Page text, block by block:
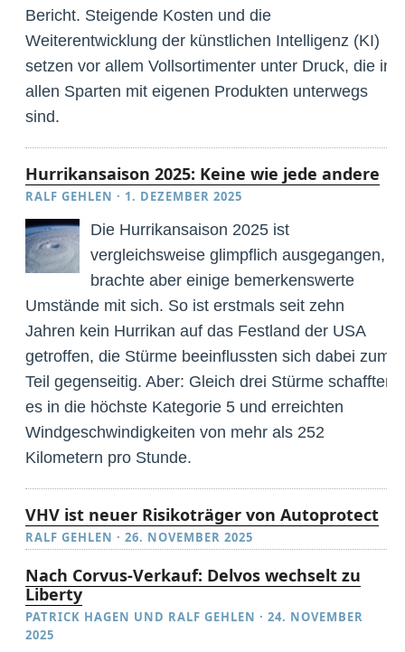
Bericht. Steigende Kosten und die
Weiterentwicklung der künstlichen Intelligenz (KI)
setzen vor allem Vollsortimenter unter Druck, die in
allen Sparten mit eigenen Produkten unterwegs
sind.
Hurrikansaison 2025: Keine wie jede andere
RALF GEHLEN · 1. DEZEMBER 2025
Die Hurrikansaison 2025 ist
vergleichsweise glimpflich ausgegangen,
brachte aber einige bemerkenswerte
Umstände mit sich. So ist erstmals seit zehn
Jahren kein Hurrikan auf das Festland der USA
getroffen, die Stürme beeinflussten sich dabei zum
Teil gegenseitig. Aber: Gleich drei Stürme schafften
es in die höchste Kategorie 5 und erreichten
Windgeschwindigkeiten von mehr als 252
Kilometern pro Stunde.
VHV ist neuer Risikoträger von Autoprotect
RALF GEHLEN ·26. NOVEMBER 2025
Nach Corvus-Verkauf: Delvos wechselt zu
Liberty
PATRICK HAGEN UND RALF GEHLEN ·24. NOVEMBER
2025